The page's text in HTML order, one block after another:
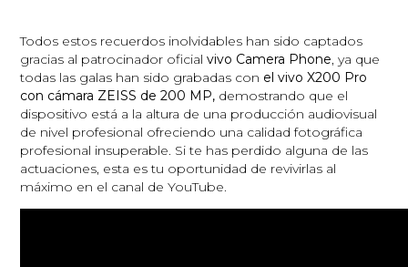
Todos estos recuerdos inolvidables han sido captados
gracias al patrocinador oficialvivo Camera Phone , ya que
todas las galas han sido grabadas con el vivo X200 Pro
con cámara ZEISS de 200 MP, demostrando que el
dispositivo está a la altura de una producción audiovisual
de nivel profesional ofreciendo una calidad fotográfica
profesional insuperable. Si te has perdido alguna de las
actuaciones, esta es tu oportunidad de revivirlas al
máximo en el canal de YouTube.